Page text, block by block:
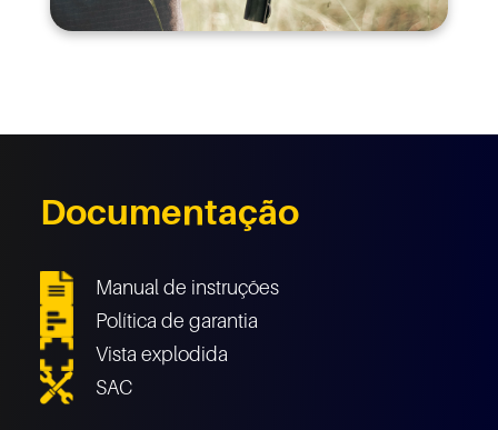
Documentação
Manual de instruções
Política de garantia
Vista explodida
SAC